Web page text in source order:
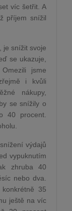
víc šetřit. A
příjem snížil
je snížit svoje
se ukazuje,
jsme
i kvůli
nákupy,
se snížily o
40 procent.
výdajů
vypuknutím
zhruba 40
nebo dva.
35
ještě na víc